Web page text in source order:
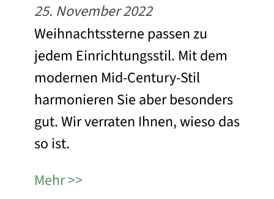
25. November 2022
Weihnachtssterne passen zu
jedem Einrichtungsstil. Mit dem
modernen Mid-Century-Stil
harmonieren Sie aber besonders
gut. Wir verraten Ihnen, wieso das
so ist.
Mehr